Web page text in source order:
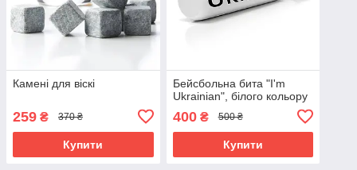
Камені для віскі
259 ₴ 370 ₴
Купити
Бейсбольна бита "I'm
Ukrainian", білого кольору
400₴ 500 ₴
Купити